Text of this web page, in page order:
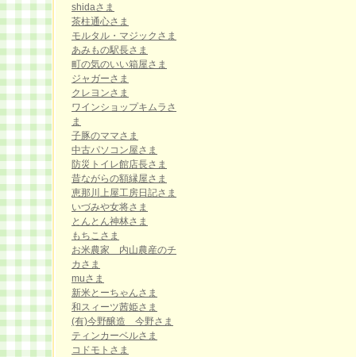
shidaさま
茶柱通心さま
モルタル・マジックさま
あみもの駅長さま
町の気のいい箱屋さま
ジャガーさま
クレヨンさま
ワインショップキムラさ
ま
子豚のママさま
中古パソコン屋さま
防災トイレ館店長さま
昔ながらの額縁屋さま
恵那川上屋工房日記さま
いづみや女将さま
とんとん神林さま
もちこさま
お米農家 内山農産のチ
カさま
muさま
新米とーちゃんさま
和スィーツ茜姫さま
(有)今野醸造 今野さま
ティンカーベルさま
コドモトさま